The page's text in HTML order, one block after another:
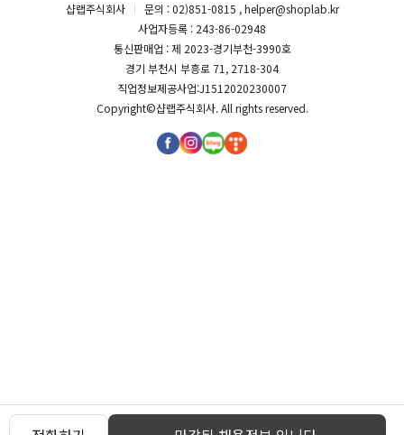
샵랩주식회사
문의 : 02)851-0815 , helper@shoplab.kr
사업자등록 : 243-86-02948
통신판매업 : 제 2023-경기부천-3990호
경기 부천시 부흥로 71, 2718-304
직업정보제공사업:J1512020230007
Copyright©샵랩주식회사. All rights reserved.